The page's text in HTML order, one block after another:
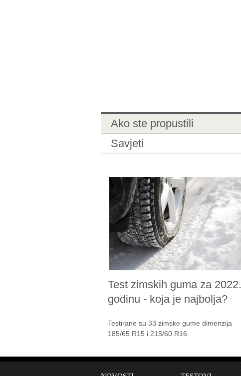
Ako ste propustili
Savjeti
Test zimskih guma za 2022.
godinu - koja je najbolja?
Testirane su 33 zimske gume dimenzija
185/65 R15 i 215/60 R16.